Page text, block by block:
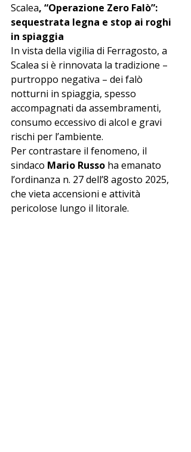
Scalea, “Operazione Zero Falò”:
sequestrata legna e stop ai roghi
in spiaggia
In vista della vigilia di Ferragosto, a
Scalea si è rinnovata la tradizione –
purtroppo negativa – dei falò
notturni in spiaggia, spesso
accompagnati da assembramenti,
consumo eccessivo di alcol e gravi
rischi per l’ambiente.
Per contrastare il fenomeno, il
sindaco Mario Russo ha emanato
l’ordinanza n. 27 dell’8 agosto 2025,
che vieta accensioni e attività
pericolose lungo il litorale.